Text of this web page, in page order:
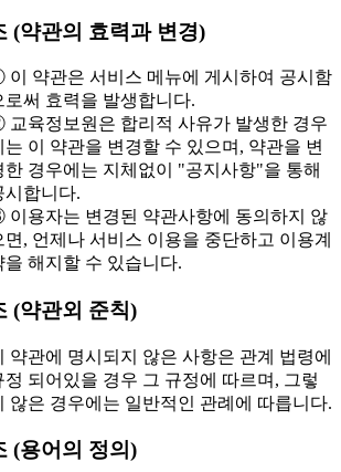
(약관의 효력과 변경)
약관은 서비스 메뉴에 게시하여 공시함
로써 효력을 발생합니다.
육정보원은 합리적 사유가 발생한 경우
는 이 약관을 변경할 수 있으며, 약관을 변
한 경우에는 지체없이 "공지사항"을 통해
시합니다.
용자는 변경된 약관사항에 동의하지 않
면, 언제나 서비스 이용을 중단하고 이용계
을 해지할 수 있습니다.
(약관외 준칙)
약관에 명시되지 않은 사항은 관계 법령에
정 되어있을 경우 그 규정에 따르며, 그렇
않은 경우에는 일반적인 관례에 따릅니다.
(용어의 정의)